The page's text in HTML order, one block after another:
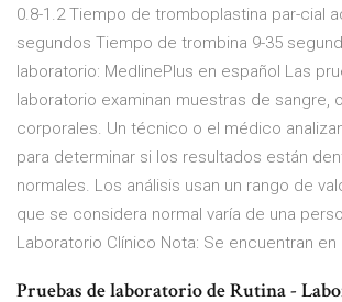
0.8-1.2 Tiempo de tromboplastina par-cial
segundos Tiempo de trombina 9-35
laboratorio: MedlinePlus en español Las
laboratorio examinan muestras de sangre,
corporales. Un técnico o el médico
para determinar si los resultados están
normales. Los análisis usan un rango de
que se considera normal varía de una
Laboratorio Clínico Nota: Se encuentran
Pruebas de laboratorio de Rutina -